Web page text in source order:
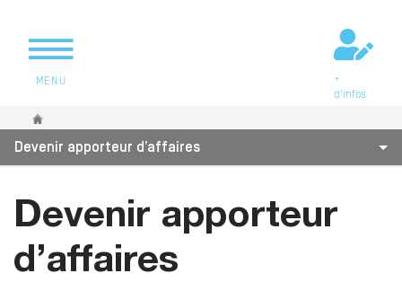
MENU
+
d'infos
Vous êtes ici
Devenir apporteur d’affaires
Devenir apporteur
d’affaires